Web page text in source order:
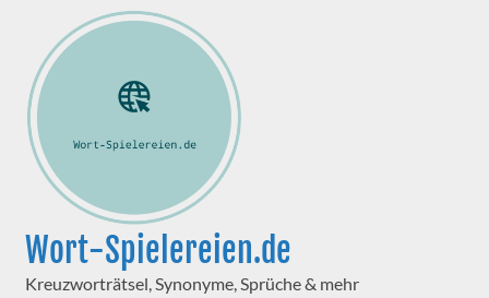
Wort-Spielereien.de
Kreuzworträtsel, Synonyme, Sprüche & mehr